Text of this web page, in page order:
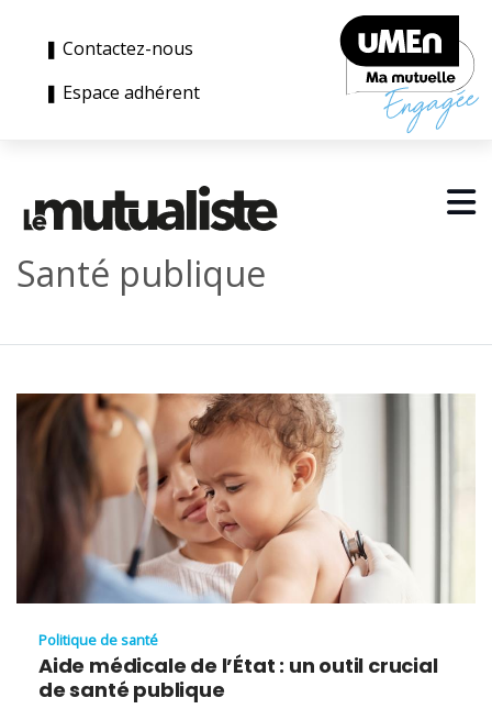
❚ Contactez-nous
❚ Espace adhérent
Santé publique
Politique de santé
Aide médicale de l’État : un outil crucial
de santé publique